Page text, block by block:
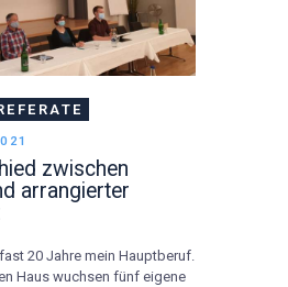
zwischen
arrangierter
20 Jahre mein Hauptberuf.
Haus wuchsen fünf eigene